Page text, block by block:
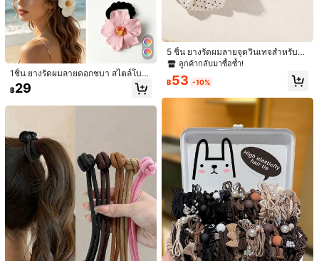
16
Save ฿2
100/50/30/10 ชิ้น กิ๊บติดผมดาวห้าแฉ
กน่ารัก Y2K กิ๊บติดผมสีสันสดใส อุปกร
ณ์เสริมผมพื้นฐาน - เหมาะสำหรับเด็กผู้
หญิง, โรงเรียนประจำวัน, งานปาร์ตี้, กีฬ
า, สุนทรียภาพ
100+ sold
฿27 -7%
Save ฿4
2/4/6 ชิ้น โซ่ผมถักผีเสื้อไข่มุกสีชมพู คลิ
ปผม เหมาะสำหรับเด็กผู้หญิง สไตล์นาง
ฟ้าหวาน เชือกผมถักพู่ อุปกรณ์เสริมผม
ตกแต่งผมเจ้าหญิง (การ์ดกระดาษสำหรั
บแสดงเท่านั้น)
#1 ขายดี ใน สีม่วง กิ๊บติดผม
ลูกค้ากลับมาซื้อซ้ำ!
#1 ขายดี ใน สีม่วง กิ๊บติดผม
ลูกค้ากลับมาซื้อซ้ำ!
#1 ขายดี ใน สีม่วง กิ๊บติดผม
ลูกค้ากลับมาซื้อซ้ำ!
#1 ขายดี ใน สีม่วง กิ๊บติดผม
ลูกค้ากลับมาซื้อซ้ำ!
฿45 -8%
1ชิ้น ยางรัดผมลายดอกชบา สไตล์โบฮีเ
มียน, ลายดอกไม้เขตร้อน, เหมาะสำหรั
บมวยผม, หางม้า, ยางรัดผมยืดหยุ่น, เค
฿29
5 ชิ้น ยางรัดผมลายจุดวินเทจสำหรับผู้
หญิง เหมาะสำหรับการเดินทางประจำวั
น การเดท และการรวมตัว อุปกรณ์เสริม
ผม
ลูกค้ากลับมาซื้อซ้ำ!
฿53 -10%